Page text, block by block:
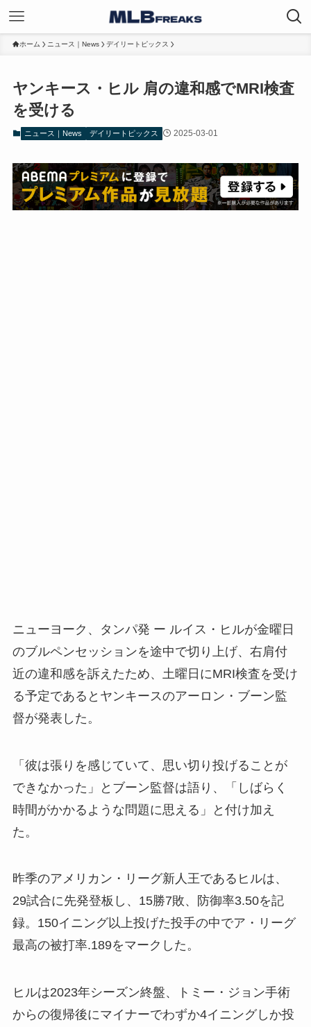
ホーム ニュース｜News デイリートピックス
ヤンキース・ヒル 肩の違和感でMRI検査
を受ける
ニュース｜News デイリートピックス 2025-03-01
ニューヨーク、タンパ発 ー ルイス・ヒルが金曜日
のブルペンセッションを途中で切り上げ、右肩付
近の違和感を訴えたため、土曜日にMRI検査を受け
る予定であるとヤンキースのアーロン・ブーン監
督が発表した。
「彼は張りを感じていて、思い切り投げることが
できなかった」とブーン監督は語り、「しばらく
時間がかかるような問題に思える」と付け加え
た。
昨季のアメリカン・リーグ新人王であるヒルは、
29試合に先発登板し、15勝7敗、防御率3.50を記
録。150イニング以上投げた投手の中でア・リーグ
最高の被打率.189をマークした。
ヒルは2023年シーズン終盤、トミー・ジョン手術
からの復帰後にマイナーでわずか4イニングしか投